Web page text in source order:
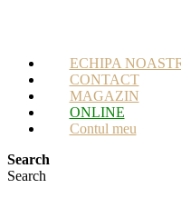
ECHIPA
CONTACT
MAGAZIN
ONLINE
Contul meu
Search
Search